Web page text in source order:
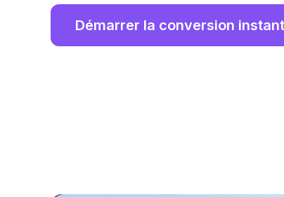
Démarrer la conversion